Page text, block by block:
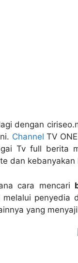
dengan
Channel TV
Tv full berita
dan
cara mencari
penyedia
yang